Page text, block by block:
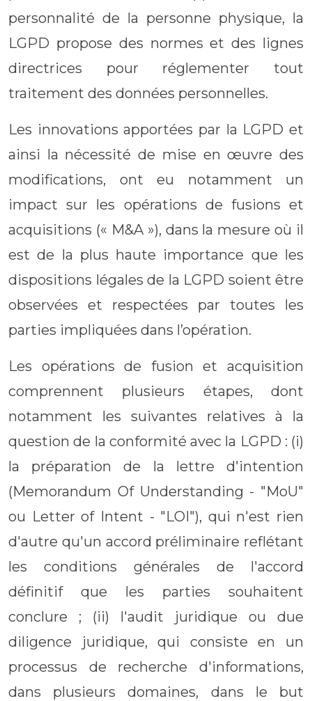
personnalité de la personne physique, la
LGPD propose des normes et des lignes
directrices pour réglementer tout
traitement des données personnelles.
Les innovations apportées par la LGPD et
ainsi la nécessité de mise en œuvre des
modifications, ont eu notamment un
impact sur les opérations de fusions et
acquisitions (« M&A »), dans la mesure où il
est de la plus haute importance que les
dispositions légales de la LGPD soient être
observées et respectées par toutes les
parties impliquées dans l’opération.
Les opérations de fusion et acquisition
comprennent plusieurs étapes, dont
notamment les suivantes relatives à la
question de la conformité avec la LGPD : (i)
la préparation de la lettre d'intention
(Memorandum Of Understanding - "MoU"
ou Letter of Intent - "LOI"), qui n'est rien
d'autre qu'un accord préliminaire reflétant
les conditions générales de l'accord
définitif que les parties souhaitent
conclure ; (ii) l'audit juridique ou due
diligence juridique, qui consiste en un
processus de recherche d'informations,
dans plusieurs domaines, dans le but